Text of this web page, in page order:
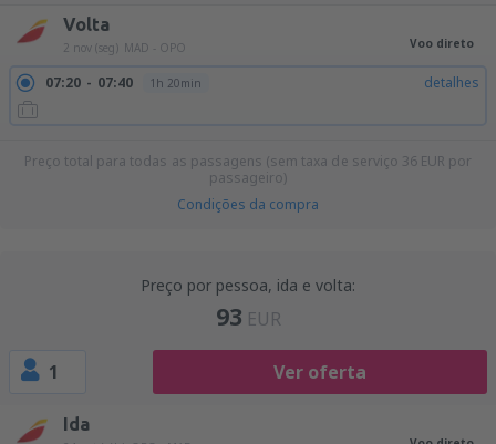
Volta
2 nov (seg) MAD - OPO Voo direto
07:20 07:40 1h 20min detalhes
Preço total para todas as passagens (sem taxa de serviço 36 EUR por
passageiro)
Condições da compra
Preço por pessoa, ida e volta:
93 EUR
1 Ver oferta
Ida